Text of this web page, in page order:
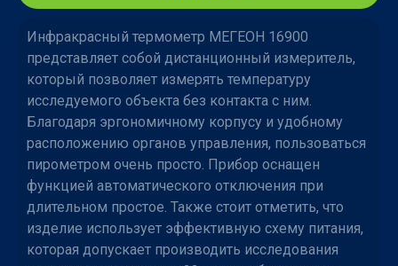
Инфракрасный термометр МЕГЕОН 16900
представляет собой дистанционный измеритель,
который позволяет измерять температуру
исследуемого объекта без контакта с ним.
Благодаря эргономичному корпусу и удобному
расположению органов управления, пользоваться
пирометром очень просто. Прибор оснащен
функцией автоматического отключения при
длительном простое. Также стоит отметить, что
изделие использует эффективную схему питания,
которая допускает производить исследования